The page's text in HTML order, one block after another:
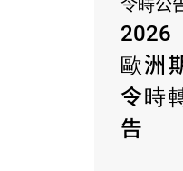
2026
歐洲
令時
告